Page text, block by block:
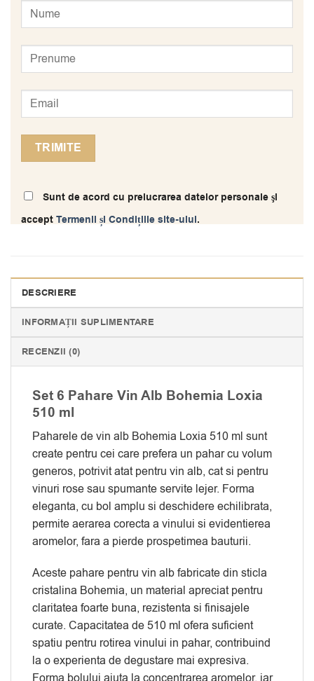
Sunt de acord cu prelucrarea datelor personale şi
acceptTermenii și Condițiile site-ului.
DESCRIERE
INFORMAȚII SUPLIMENTARE
RECENZII (0)
Set 6 Pahare Vin Alb Bohemia Loxia
510 ml
Paharele de vin alb Bohemia Loxia 510 ml sunt
create pentru cei care prefera un pahar cu volum
generos, potrivit atat pentru vin alb, cat si pentru
vinuri rose sau spumante servite lejer. Forma
eleganta, cu bol amplu si deschidere echilibrata,
permite aerarea corecta a vinului si evidentierea
aromelor, fara a pierde prospetimea bauturii.
Aceste pahare pentru vin alb fabricate din sticla
cristalina Bohemia, un material apreciat pentru
claritatea foarte buna, rezistenta si finisajele
curate. Capacitatea de 510 ml ofera suficient
spatiu pentru rotirea vinului in pahar, contribuind
la o experienta de degustare mai expresiva.